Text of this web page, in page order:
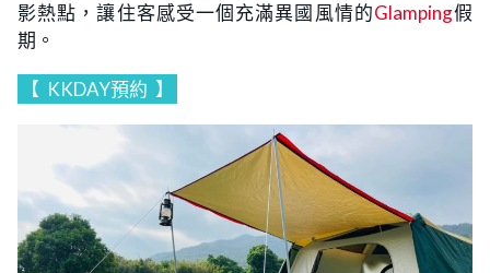
影熱點，讓住客感受一個充滿異國風情的Glamping假
期。
【 KKDAY預約 】